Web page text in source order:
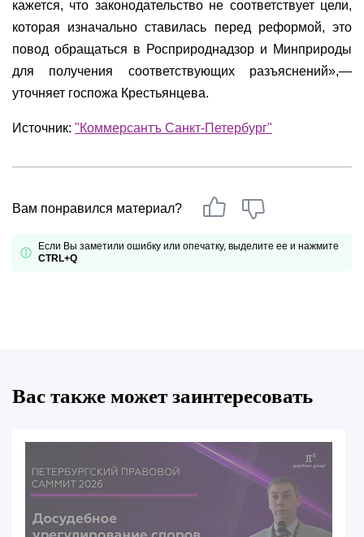
кажется, что законодательство не соответствует цели,
которая изначально ставилась перед реформой, это
повод обращаться в Росприроднадзор и Минприроды
для получения соответствующих разъяснений»,—
уточняет госпожа Крестьянцева.
Источник: "Коммерсантъ Санкт-Петербург"
Вам понравился материал?
Если Вы заметили ошибку или опечатку, выделите ее и нажмите
CTRL+Q
Вас также может заинтересовать